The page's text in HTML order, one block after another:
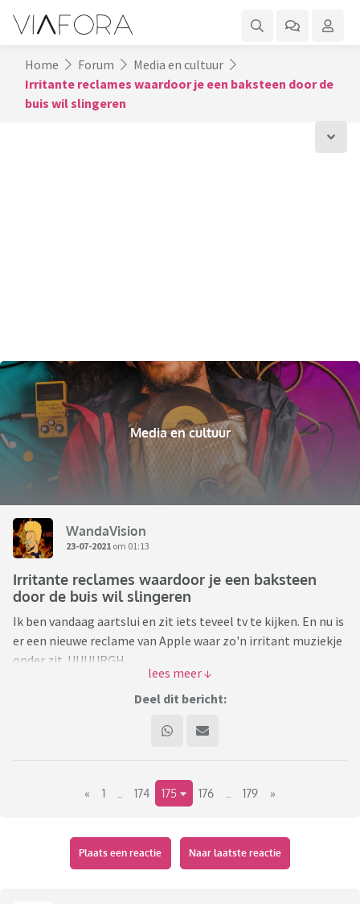
Home Forum
Media en cultuur
Irritante reclames waardoor je een baksteen door de
buis wil slingeren
Media en cultuur
WandaVision
23-07-2021 om 01:13
Irritante reclames waardoor je een baksteen
door de buis wil slingeren
Ik ben vandaag aartslui en zit iets teveel tv te kijken. En nu is
er een nieuwe reclame van Apple waar zo'n irritant muziekje
onder zit. UUUURGH
Verder vind ik de huidige Hello Fresh heel shitty want de
En die van Oral B dat de tandarts naar huis rijdt om haar
tanden te poetsen vind ik ook echt compleet niet te
Van welke reclames krijgen jullie acute jeuk, moordneigingen
of raak je lichtelijk geirriteerd?
Deel dit bericht:
« 1 174 175 176 179 »
Plaats een reactie Naar laatste reactie